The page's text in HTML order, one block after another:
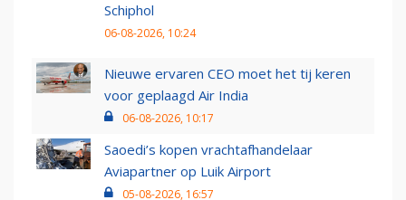
Schiphol
06-08-2026, 10:24
Nieuwe ervaren CEO moet het tij keren
voor geplaagd Air India
06-08-2026, 10:17
Saoedi’s kopen vrachtafhandelaar
Aviapartner op Luik Airport
05-08-2026, 16:57